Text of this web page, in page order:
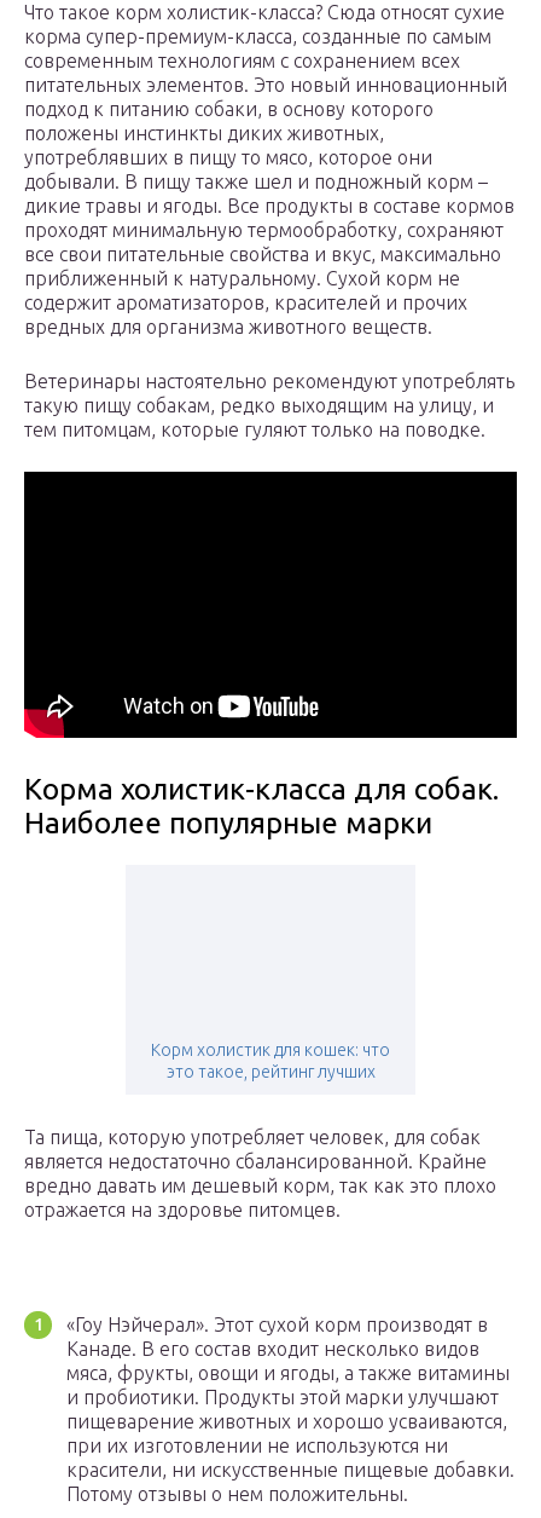
Что такое корм холистик-класса? Сюда относят сухие
корма супер-премиум-класса, созданные по самым
современным технологиям с сохранением всех
питательных элементов. Это новый инновационный
подход к питанию собаки, в основу которого
положены инстинкты диких животных,
употреблявших в пищу то мясо, которое они
добывали. В пищу также шел и подножный корм –
дикие травы и ягоды. Все продукты в составе кормов
проходят минимальную термообработку, сохраняют
все свои питательные свойства и вкус, максимально
приближенный к натуральному. Сухой корм не
содержит ароматизаторов, красителей и прочих
вредных для организма животного веществ.
Ветеринары настоятельно рекомендуют употреблять
такую пищу собакам, редко выходящим на улицу, и
тем питомцам, которые гуляют только на поводке.
Корма холистик-класса для собак.
Наиболее популярные марки
Корм холистик для кошек: что
это такое, рейтинг лучших
Та пища, которую употребляет человек, для собак
является недостаточно сбалансированной. Крайне
вредно давать им дешевый корм, так как это плохо
отражается на здоровье питомцев.
«Гоу Нэйчерал». Этот сухой корм производят в
Канаде. В его состав входит несколько видов
мяса, фрукты, овощи и ягоды, а также витамины
и пробиотики. Продукты этой марки улучшают
пищеварение животных и хорошо усваиваются,
при их изготовлении не используются ни
красители, ни искусственные пищевые добавки.
Потому отзывы о нем положительны.